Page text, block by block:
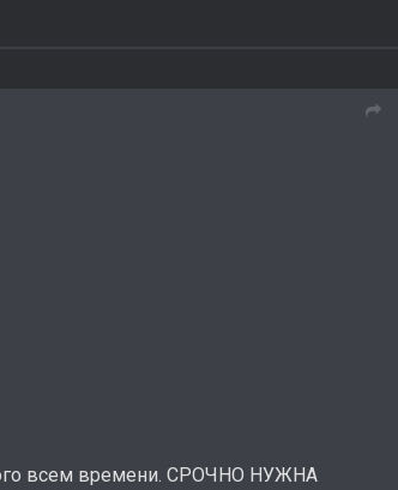
всем времени. СРОЧНО НУЖНА